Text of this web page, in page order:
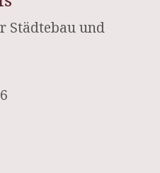
Städtebau und